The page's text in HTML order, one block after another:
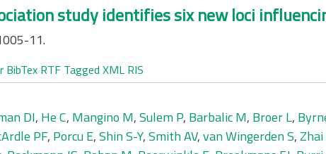
study identifies six new loci
11.
BibTex RTF Tagged XML RIS
DI, He C, Mangino M,Sulem P, Barbalic M, Broer L,
PF, Porcu E,Shin S-Y,Smith AV,van Wingerden S,Zhai